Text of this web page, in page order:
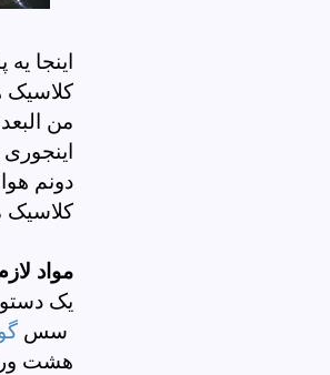
اینجا
کلاسیک
من
دونم
مواد
یک
سس
هشت ورق